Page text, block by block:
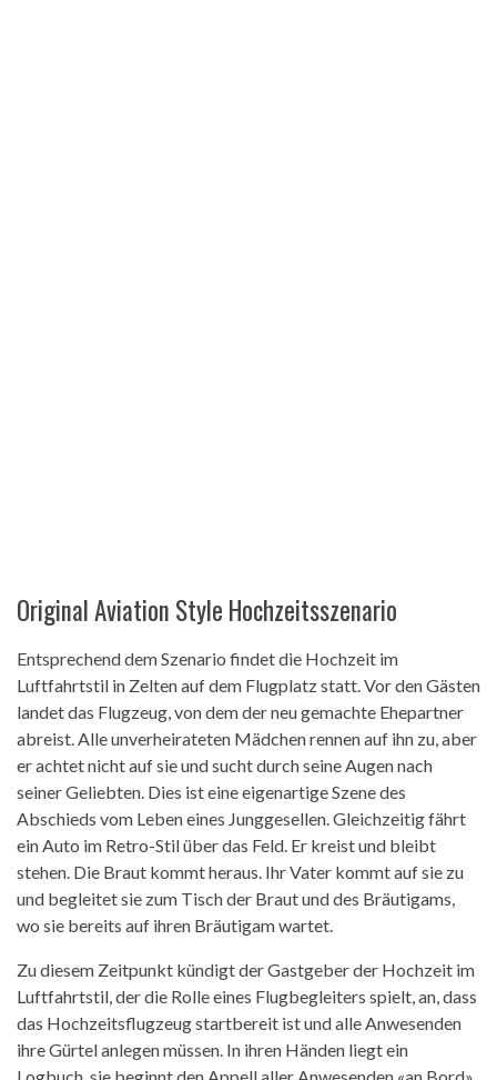
Original Aviation Style Hochzeitsszenario
Entsprechend dem Szenario findet die Hochzeit im
Luftfahrtstil in Zelten auf dem Flugplatz statt. Vor den Gästen
landet das Flugzeug, von dem der neu gemachte Ehepartner
abreist. Alle unverheirateten Mädchen rennen auf ihn zu, aber
er achtet nicht auf sie und sucht durch seine Augen nach
seiner Geliebten. Dies ist eine eigenartige Szene des
Abschieds vom Leben eines Junggesellen. Gleichzeitig fährt
ein Auto im Retro-Stil über das Feld. Er kreist und bleibt
stehen. Die Braut kommt heraus. Ihr Vater kommt auf sie zu
und begleitet sie zum Tisch der Braut und des Bräutigams,
wo sie bereits auf ihren Bräutigam wartet.
Zu diesem Zeitpunkt kündigt der Gastgeber der Hochzeit im
Luftfahrtstil, der die Rolle eines Flugbegleiters spielt, an, dass
das Hochzeitsflugzeug startbereit ist und alle Anwesenden
ihre Gürtel anlegen müssen. In ihren Händen liegt ein